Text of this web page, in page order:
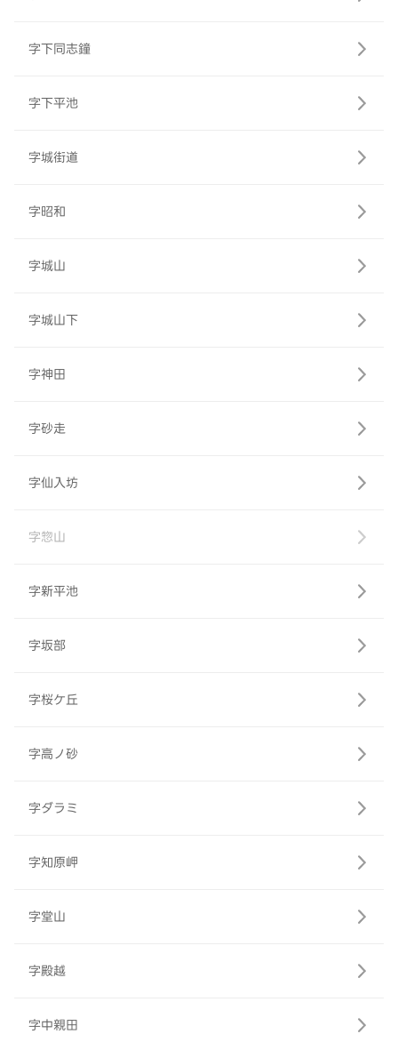
字下同志鐘
字下平池
字城街道
字昭和
字城山
字城山下
字神田
字砂走
字仙入坊
字惣山
字新平池
字坂部
字桜ケ丘
字高ノ砂
字ダラミ
字知原岬
字堂山
字殿越
字中親田